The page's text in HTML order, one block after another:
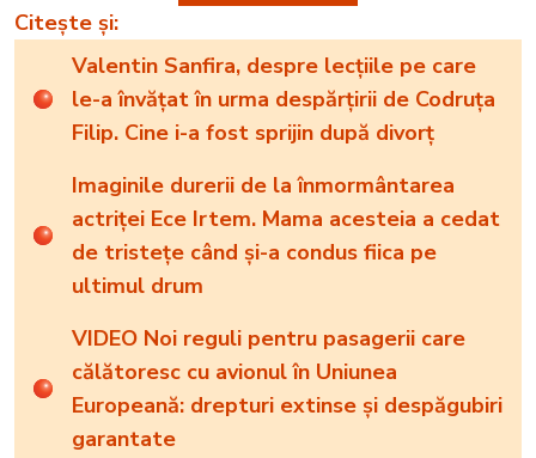
Citește și:
Valentin Sanfira, despre lecțiile pe care
le-a învățat în urma despărțirii de Codruța
Filip. Cine i-a fost sprijin după divorț
Imaginile durerii de la înmormântarea
actriței Ece Irtem. Mama acesteia a cedat
de tristețe când și-a condus fiica pe
ultimul drum
VIDEO Noi reguli pentru pasagerii care
călătoresc cu avionul în Uniunea
Europeană: drepturi extinse și despăgubiri
garantate